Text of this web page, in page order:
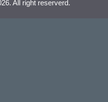
All right reserverd.